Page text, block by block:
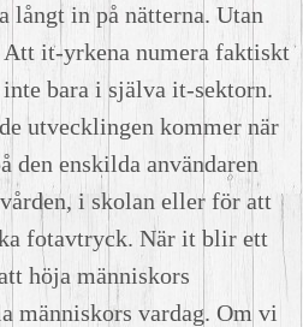
långt in på nätterna. Utan
it-yrkena numera faktiskt
bara i själva it-sektorn.
utvecklingen kommer när
den enskilda användaren
i skolan eller för att
fotavtryck. När it blir ett
höja människors
människors vardag. Om vi